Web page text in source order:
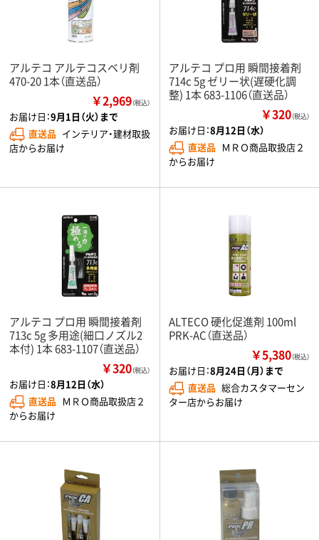
アルテコ アルテコスベリ剤
470-20 1本（直送品）
￥2,969（税込）
お届け日：9月1日（火）まで
直送品 インテリア・建材取扱
店からお届け
アルテコ プロ用 瞬間接着剤
714c 5g ゼリー状(遅硬化調
整) 1本 683-1106（直送品）
￥320（税込）
お届け日：8月12日（水）
直送品 ＭＲＯ商品取扱店２
からお届け
アルテコ プロ用 瞬間接着剤
713c 5g 多用途(細口ノズル2
本付) 1本 683-1107（直送品）
￥320（税込）
お届け日：8月12日（水）
直送品 ＭＲＯ商品取扱店２
からお届け
ALTECO 硬化促進剤 100ml
PRK-AC（直送品）
￥5,380（税込）
お届け日：8月24日（月）まで
直送品 総合カスタマーセン
ター店からお届け